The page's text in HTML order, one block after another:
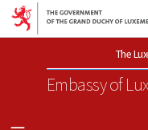
Go to
The
Embassy of